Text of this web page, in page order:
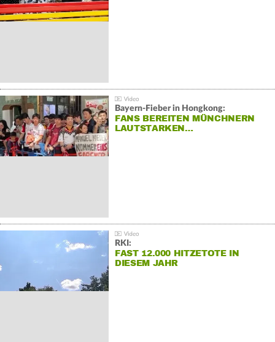
Bayern-Fieber in Hongkong:
FANS BEREITEN MÜNCHNERN
LAUTSTARKEN…
RKI:
FAST 12.000 HITZETOTE IN
DIESEM JAHR